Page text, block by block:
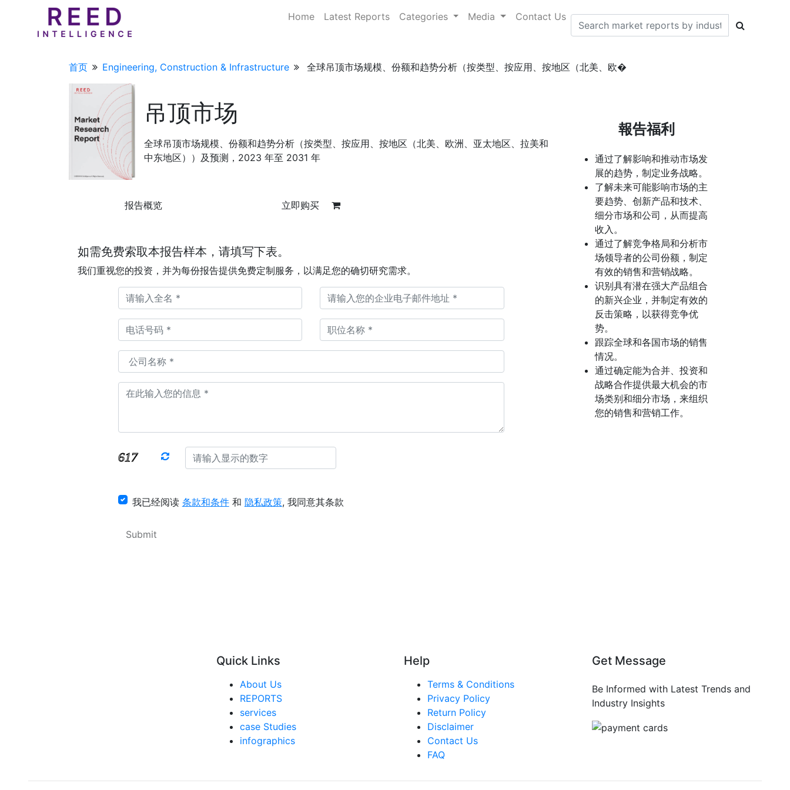
Home Latest Reports Categories Media Contact Us
首页 Engineering, Construction & Infrastructure 全球吊顶市场规模、份额和趋势分析（按类型、按应用、按地区（北美、欧�
吊顶市场
全球吊顶市场规模、份额和趋势分析（按类型、按应用、按地区（北美、欧洲、亚太地区、拉美和
中东地区））及预测，2023 年至 2031 年
报告概览 立即购买
如需免费索取本报告样本，请填写下表。
我们重视您的投资，并为每份报告提供免费定制服务，以满足您的确切研究需求。
我已经阅读 条款和条件和 隐私政策, 我同意其条款
報告福利
通过了解影响和推动市场发
展的趋势，制定业务战略。
了解未来可能影响市场的主
要趋势、创新产品和技术、
细分市场和公司，从而提高
收入。
通过了解竞争格局和分析市
场领导者的公司份额，制定
有效的销售和营销战略。
识别具有潜在强大产品组合
的新兴企业，并制定有效的
反击策略，以获得竞争优
势。
跟踪全球和各国市场的销售
情况。
通过确定能为合并、投资和
战略合作提供最大机会的市
场类别和细分市场，来组织
您的销售和营销工作。
Quick Links
About Us
REPORTS
services
case Studies
infographics
Help
Terms & Conditions
Privacy Policy
Return Policy
Disclaimer
Contact Us
FAQ
Get Message
Be Informed with Latest Trends and
Industry Insights